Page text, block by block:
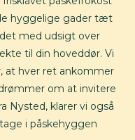
hyggelige gader tæt
med udsigt over
til din hoveddør. Vi
at hver ret ankommer
om at invitere
Nysted, klarer vi også
i påskehyggen